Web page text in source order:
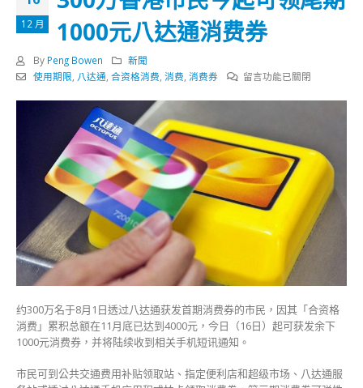
12 月
1000元八达通消费券
By Peng Bowen
新聞
使用期限 八达通 合资格消费 消费 消费券
在
港
市
今
起
可
1000
元
八
消
费
留言功能已關閉
约300万名于8月1日透过八达通获发首期消费券的市民，因其「合资格
消费」累积总额在11月底已达到4000元，今日（16日）起可获发余下
1000元消费券，并将陆续收到相关手机短讯通知。
市民可到公共交通费用补贴领取站、指定便利店和超级市场、八达通服